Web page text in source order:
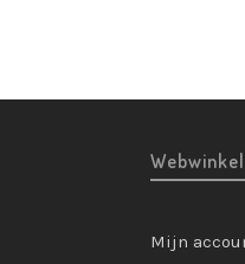
Webwinkel
Mijn